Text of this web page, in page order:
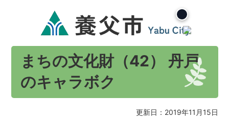
まちの文化財（42） 丹戸
のキャラボク
更新日：2019年11月15日